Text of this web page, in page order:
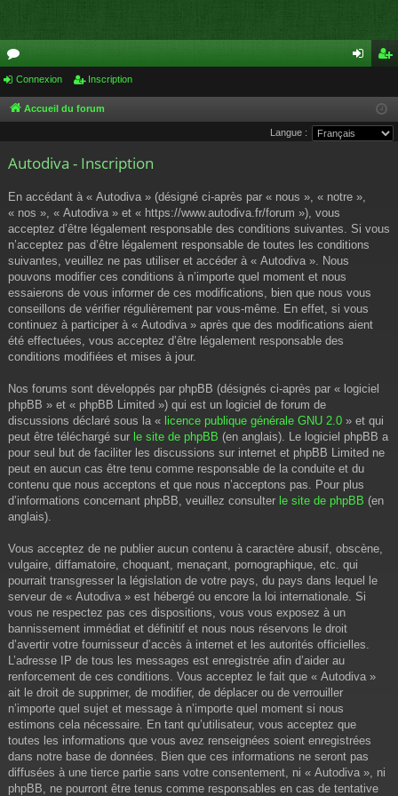
or
u
s
cri
pti
Connexion Inscription
Accueil du forum
Langue :
Autodiva - Inscription
En accédant à « Autodiva » (désigné ci-après par « nous », « notre »,
« nos », « Autodiva » et « https://www.autodiva.fr/forum »), vous
acceptez d’être légalement responsable des conditions suivantes. Si vous
n’acceptez pas d’être légalement responsable de toutes les conditions
suivantes, veuillez ne pas utiliser et accéder à « Autodiva ». Nous
pouvons modifier ces conditions à n’importe quel moment et nous
essaierons de vous informer de ces modifications, bien que nous vous
conseillons de vérifier régulièrement par vous-même. En effet, si vous
continuez à participer à « Autodiva » après que des modifications aient
été effectuées, vous acceptez d’être légalement responsable des
conditions modifiées et mises à jour.
Nos forums sont développés par phpBB (désignés ci-après par « logiciel
phpBB » et « phpBB Limited ») qui est un logiciel de forum de
discussions déclaré sous la « licence publique générale GNU 2.0 » et qui
peut être téléchargé sur le site de phpBB (en anglais). Le logiciel phpBB a
pour seul but de faciliter les discussions sur internet et phpBB Limited ne
peut en aucun cas être tenu comme responsable de la conduite et du
contenu que nous acceptons et que nous n’acceptons pas. Pour plus
d’informations concernant phpBB, veuillez consulter le site de phpBB (en
anglais).
Vous acceptez de ne publier aucun contenu à caractère abusif, obscène,
vulgaire, diffamatoire, choquant, menaçant, pornographique, etc. qui
pourrait transgresser la législation de votre pays, du pays dans lequel le
serveur de « Autodiva » est hébergé ou encore la loi internationale. Si
vous ne respectez pas ces dispositions, vous vous exposez à un
bannissement immédiat et définitif et nous nous réservons le droit
d’avertir votre fournisseur d’accès à internet et les autorités officielles.
L’adresse IP de tous les messages est enregistrée afin d’aider au
renforcement de ces conditions. Vous acceptez le fait que « Autodiva »
ait le droit de supprimer, de modifier, de déplacer ou de verrouiller
n’importe quel sujet et message à n’importe quel moment si nous
estimons cela nécessaire. En tant qu’utilisateur, vous acceptez que
toutes les informations que vous avez renseignées soient enregistrées
dans notre base de données. Bien que ces informations ne seront pas
diffusées à une tierce partie sans votre consentement, ni « Autodiva », ni
phpBB, ne pourront être tenus comme responsables en cas de tentative